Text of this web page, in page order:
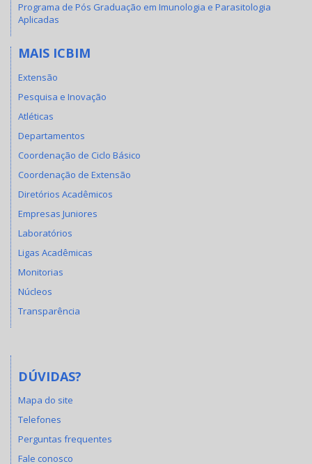
Programa de Pós Graduação em Imunologia e Parasitologia
Aplicadas
MAIS ICBIM
Extensão
Pesquisa e Inovação
Atléticas
Departamentos
Coordenação de Ciclo Básico
Coordenação de Extensão
Diretórios Acadêmicos
Empresas Juniores
Laboratórios
Ligas Acadêmicas
Monitorias
Núcleos
Transparência
DÚVIDAS?
Mapa do site
Telefones
Perguntas frequentes
Fale conosco